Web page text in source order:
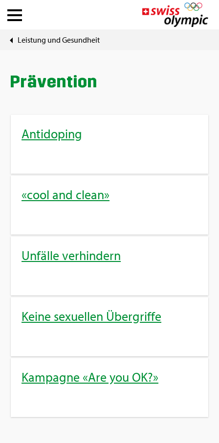
Ver­bän­de
Ath­le­te Hub
Leis­tung und Ge­sund­heit
Prä­ven­ti­on
An­ti­do­ping
«cool and clean»
Un­fäl­le ver­hin­dern
Keine se­xu­el­len Über­grif­fe
Kam­pa­gne «Are you OK?»